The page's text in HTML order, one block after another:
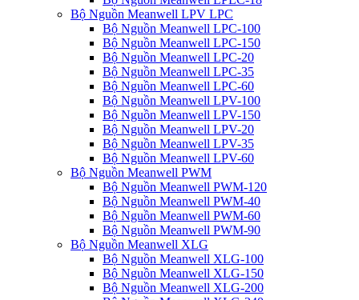
Bộ Nguồn Meanwell LPV LPC
Bộ Nguồn Meanwell LPC-100
Bộ Nguồn Meanwell LPC-150
Bộ Nguồn Meanwell LPC-20
Bộ Nguồn Meanwell LPC-35
Bộ Nguồn Meanwell LPC-60
Bộ Nguồn Meanwell LPV-100
Bộ Nguồn Meanwell LPV-150
Bộ Nguồn Meanwell LPV-20
Bộ Nguồn Meanwell LPV-35
Bộ Nguồn Meanwell LPV-60
Bộ Nguồn Meanwell PWM
Bộ Nguồn Meanwell PWM-120
Bộ Nguồn Meanwell PWM-40
Bộ Nguồn Meanwell PWM-60
Bộ Nguồn Meanwell PWM-90
Bộ Nguồn Meanwell XLG
Bộ Nguồn Meanwell XLG-100
Bộ Nguồn Meanwell XLG-150
Bộ Nguồn Meanwell XLG-200